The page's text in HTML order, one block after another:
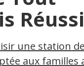
une station
aux familles